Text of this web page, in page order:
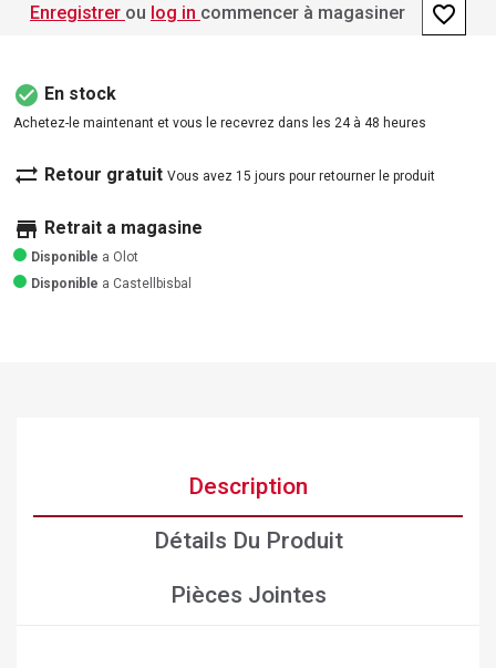
Enregistrer ou log in commencer à magasiner favorite_border
check_circle En stock
Achetez-le maintenant et vous le recevrez dans les 24 à 48 heures
sync_alt Retour gratuit Vous avez 15 jours pour retourner le produit
store Retrait a magasine
Disponible a Olot
Disponible a Castellbisbal
Description
Détails Du Produit
Pièces Jointes